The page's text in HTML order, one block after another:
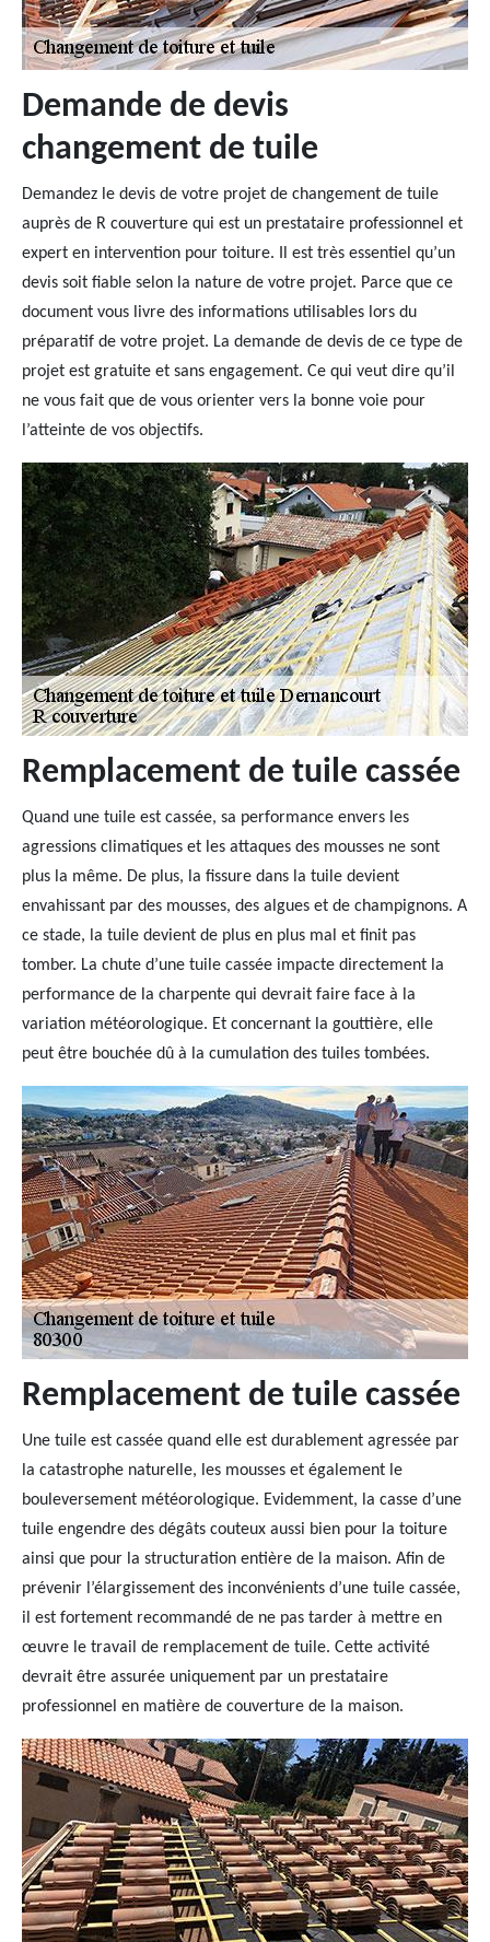
Demande de devis
changement de tuile
Demandez le devis de votre projet de changement de tuile
auprès de R couverture qui est un prestataire professionnel et
expert en intervention pour toiture. Il est très essentiel qu’un
devis soit fiable selon la nature de votre projet. Parce que ce
document vous livre des informations utilisables lors du
préparatif de votre projet. La demande de devis de ce type de
projet est gratuite et sans engagement. Ce qui veut dire qu’il
ne vous fait que de vous orienter vers la bonne voie pour
l’atteinte de vos objectifs.
Remplacement de tuile cassée
Quand une tuile est cassée, sa performance envers les
agressions climatiques et les attaques des mousses ne sont
plus la même. De plus, la fissure dans la tuile devient
envahissant par des mousses, des algues et de champignons. A
ce stade, la tuile devient de plus en plus mal et finit pas
tomber. La chute d’une tuile cassée impacte directement la
performance de la charpente qui devrait faire face à la
variation météorologique. Et concernant la gouttière, elle
peut être bouchée dû à la cumulation des tuiles tombées.
Remplacement de tuile cassée
Une tuile est cassée quand elle est durablement agressée par
la catastrophe naturelle, les mousses et également le
bouleversement météorologique. Evidemment, la casse d’une
tuile engendre des dégâts couteux aussi bien pour la toiture
ainsi que pour la structuration entière de la maison. Afin de
prévenir l’élargissement des inconvénients d’une tuile cassée,
il est fortement recommandé de ne pas tarder à mettre en
œuvre le travail de remplacement de tuile. Cette activité
devrait être assurée uniquement par un prestataire
professionnel en matière de couverture de la maison.